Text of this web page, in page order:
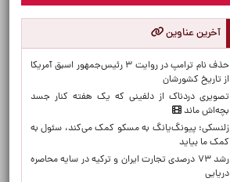
آخرین عناوین
حذف نام ترامپ در روایت ۳ رئیس‌جمهور اسبق آمریکا
از تاریخ کشورشان
تصویری دردناک از دلفینی که یک هفته کنار جسد
بچه‌اش ماند
زلنسکی: پیونگ‌یانگ به مسکو کمک می‌کند، سئول به
کمک ما بیاید
رشد ۷۳ درصدی تجارت ایران و ترکیه در سایه محاصره
دریایی